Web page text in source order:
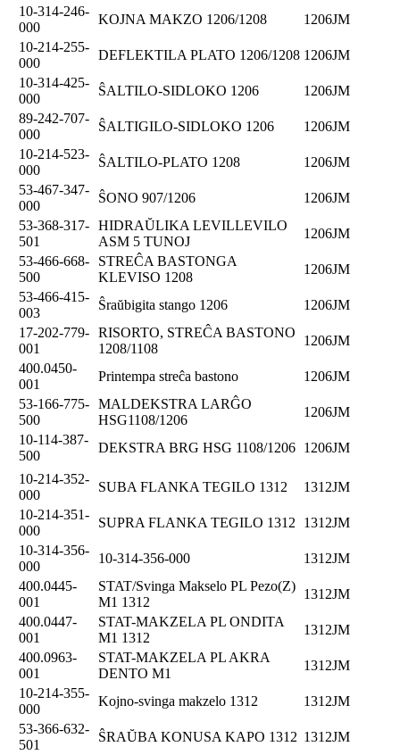
10-314-246-
000
KOJNA MAKZO 1206/1208
1206JM
10-214-255-
000
DEFLEKTILA PLATO 1206/1208 1206JM
10-314-425-
000
ŜALTILO-SIDLOKO 1206
1206JM
89-242-707-
000
ŜALTIGILO-SIDLOKO 1206
1206JM
10-214-523-
000
ŜALTILO-PLATO 1208
1206JM
53-467-347-
000
ŜONO 907/1206
1206JM
53-368-317-
501
HIDRAŬLIKA LEVILLEVILO
ASM 5 TUNOJ
1206JM
53-466-668-
500
STREĈA BASTONGA
KLEVISO 1208
1206JM
53-466-415-
003
Ŝraŭbigita stango 1206
1206JM
17-202-779-
001
RISORTO, STREĈA BASTONO
1208/1108
1206JM
400.0450-
001
Printempa streĉa bastono
1206JM
53-166-775-
500
MALDEKSTRA LARĜO
HSG1108/1206
1206JM
10-114-387-
500
DEKSTRA BRG HSG 1108/1206 1206JM
10-214-352-
000
SUBA FLANKA TEGILO 1312
1312JM
10-214-351-
000
SUPRA FLANKA TEGILO 1312
1312JM
10-314-356-
000
10-314-356-000
1312JM
400.0445-
001
STAT/Svinga Makselo PL Pezo(Z)
M1 1312
1312JM
400.0447-
001
STAT-MAKZELA PL ONDITA
M1 1312
1312JM
400.0963-
001
STAT-MAKZELA PL AKRA
DENTO M1
1312JM
10-214-355-
000
Kojno-svinga makzelo 1312
1312JM
53-366-632-
501
ŜRAŬBA KONUSA KAPO 1312 1312JM